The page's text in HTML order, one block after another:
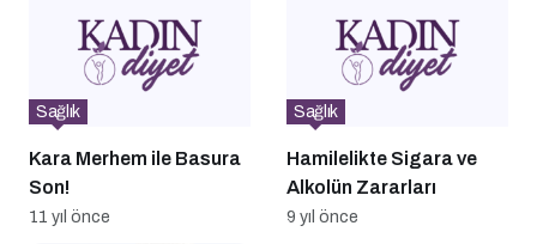
Kara Merhem ile Basura
Son!
Sağlık
11 yıl önce
Hamilelikte Sigara ve
Alkolün Zararları
Sağlık
9 yıl önce